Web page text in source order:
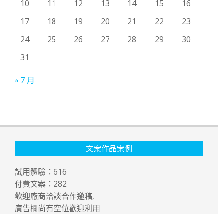
10
11 12 13 14 15
16
17
18 19 20 21 22
23
24
25 26 27 28 29
30
31
« 7 月
文案作品案例
試用體驗： 616
付費文案： 282
歡迎廠商洽談合作邀稿,
廣告欄尚有空位歡迎利用